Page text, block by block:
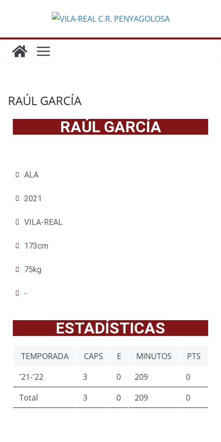
RAÚL GARCÍA
RAÚL GARCÍA
ALA
2021
VILA-REAL
173cm
75kg
-
ESTADÍSTICAS
TEMPORADA CAPS E MINUTOS
PTS
'21-'22
3 0 209
0
Total
3 0 209 0